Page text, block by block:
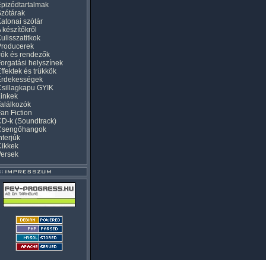
szótár
készítőkről
és rendezők
helyszínek
és trükkök
GYIK
Fiction
k (Soundtrack)